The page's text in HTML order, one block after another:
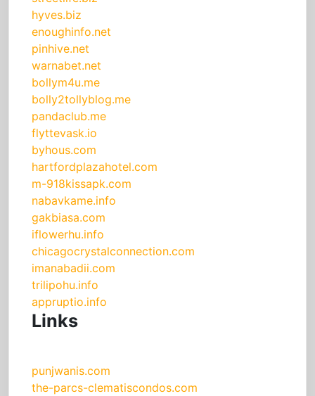
hyves.biz
enoughinfo.net
pinhive.net
warnabet.net
bollym4u.me
bolly2tollyblog.me
pandaclub.me
flyttevask.io
byhous.com
hartfordplazahotel.com
m-918kissapk.com
nabavkame.info
gakbiasa.com
iflowerhu.info
chicagocrystalconnection.com
imanabadii.com
trilipohu.info
appruptio.info
Links
punjwanis.com
the-parcs-clematiscondos.com